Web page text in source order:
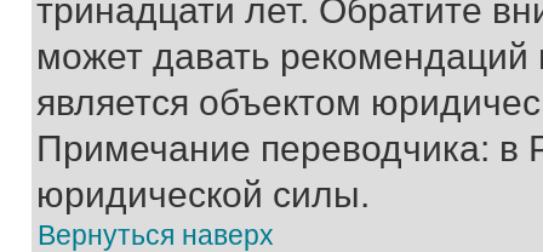
тринадцати лет. Обратите
может давать
является объектом
Примечание переводчика: в
юридической силы.
Вернуться наверх